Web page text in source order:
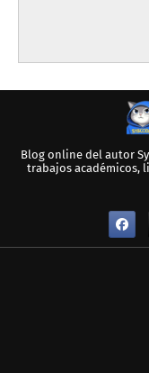
Blog online del autor
trabajos académicos,